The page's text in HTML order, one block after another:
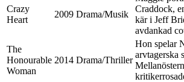
Crazy
Heart
2009 Drama/Musik
Craddock,
kär i Jeff
avdankad
The
Honourable
Woman
2014 Drama/Thriller
Hon spelar
arvtagerska